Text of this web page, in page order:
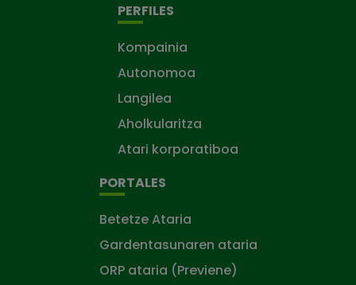
PERFILES
Kompainia
Autonomoa
Langilea
Aholkularitza
Atari korporatiboa
PORTALES
Betetze Ataria
Gardentasunaren ataria
ORP ataria (Previene)